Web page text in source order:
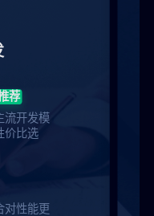
荐
流开发模
价比选
对性能更